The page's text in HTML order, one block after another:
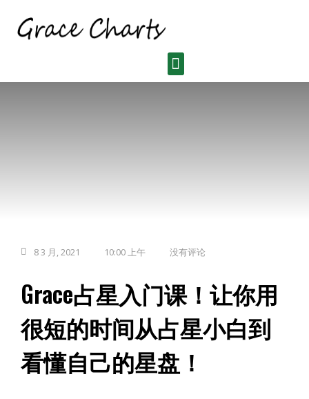
8 3 月, 2021 10:00 上午 没有评论
Grace占星入门课！让你用
很短的时间从占星小白到
看懂自己的星盘！